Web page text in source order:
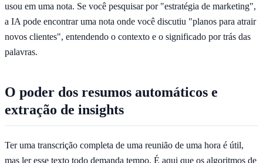
usou em uma nota. Se você pesquisar por "estratégia de marketing",
a IA pode encontrar uma nota onde você discutiu "planos para atrair
novos clientes", entendendo o contexto e o significado por trás das
palavras.
O poder dos resumos automáticos e
extração de insights
Ter uma transcrição completa de uma reunião de uma hora é útil,
mas ler esse texto todo demanda tempo. É aqui que os algoritmos de